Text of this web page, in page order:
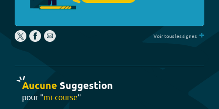
Voir tous les signes +
Aucune Suggestion
pour "mi-course"